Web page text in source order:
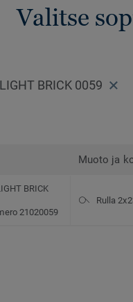
Valitse
BRICK 0059
Muoto ja
BRICK
21020059
Rulla